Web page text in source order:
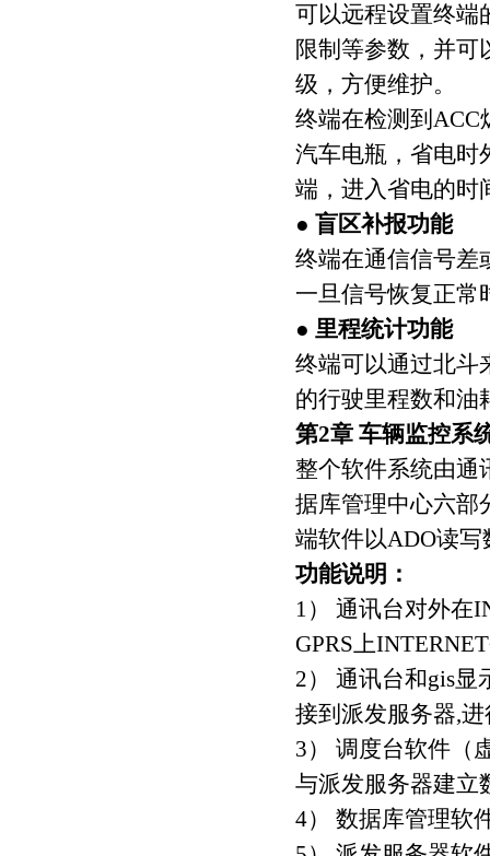
可以远程设置终端
限制等参数，并可
级，方便维护。
终端在检测到
汽车电瓶，省电时
端，进入省电的时
● 盲区补报功能
终端在通信信号差
一旦信号恢复正常
● 里程统计功能
终端可以通过北斗
的行驶里程数和油
第2章 车辆监控系
整个软件系统由通
据库管理中心六部
端软件以ADO读
功能说明：
1） 通讯台对外在
GPRS上
2） 通讯台和gis显
接到派发服务器,
3） 调度台软件（
与派发服务器建立
4） 数据库管理软